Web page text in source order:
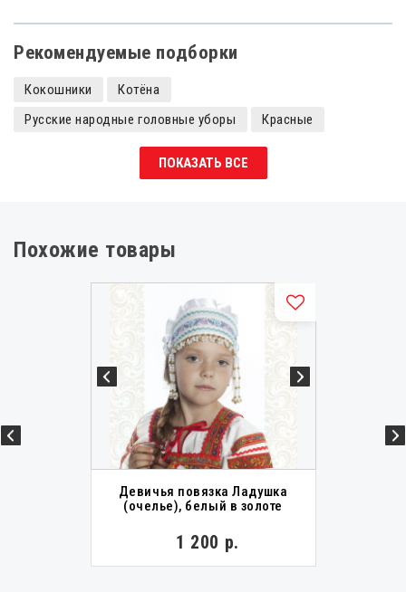
Рекомендуемые подборки
Кокошники
Котёна
Русские народные головные уборы
Красные
Кокошники с камнями
Кокошники детские
ПОКАЗАТЬ ВСЕ
Похожие товары
Девичья повязка Ладушка
(очелье), белый в золоте
1 200 р.